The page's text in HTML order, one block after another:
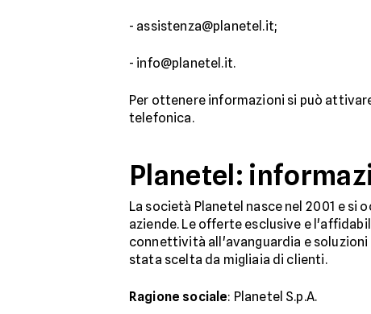
- assistenza@planetel.it;
- info@planetel.it.
Per ottenere informazioni si può
telefonica.
Planetel:
La società Planetel nasce nel 2001 e si
aziende. Le offerte esclusive e
connettività all'avanguardia e soluzioni
stata scelta da migliaia di clienti.
Ragione sociale: Planetel S.p.A.